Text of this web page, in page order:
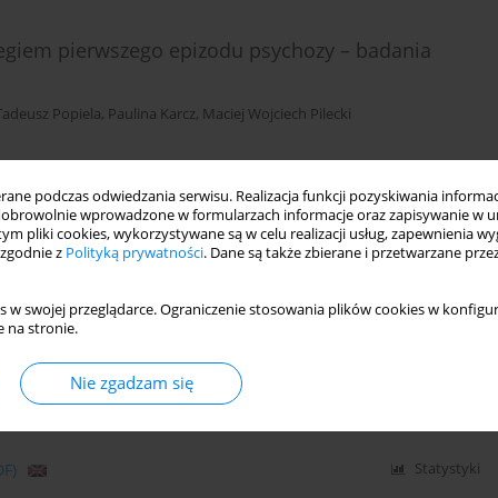
podczas odwiedzania serwisu. Realizacja funkcji pozyskiwania
wprowadzone w formularzach informacje oraz zapisywanie w
pliki cookies, wykorzystywane są w celu realizacji usług, zapewnienia
z Polityką prywatności. Dane są także zbierane i przetwarzane
w swojej przeglądarce. Ograniczenie stosowania plików cookies w
na stronie.
Nie zgadzam się
pierwszego epizodu psychozy – badania
Popiela, Paulina Karcz, Maciej Wojciech Pilecki
Statystyki
parametry zespołu metabolicznego u
- badanie randomizowane z podwójnie
Statystyki